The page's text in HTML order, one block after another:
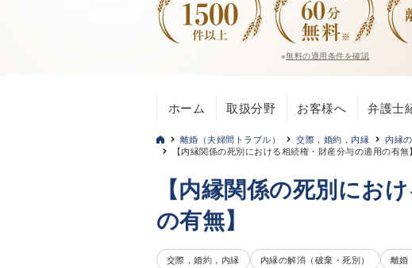
※無料の適用条件を確認
ホーム 取扱分野 お客様へ 弁護士
離婚（夫婦間トラブル） 交際，婚約，内縁
内縁
【内縁関係の死別における相続権・財産分与の適用の有無】
【内縁関係の死別にお
の有無】
交際，婚約，内縁 内縁の解消（破棄・死別） 離婚